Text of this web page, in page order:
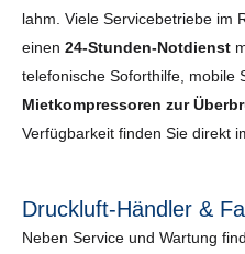
lahm. Viele Servicebetriebe im
einen 24-Stunden-Notdienst
telefonische Soforthilfe, mobile
Mietkompressoren zur
Verfügbarkeit finden Sie direkt
Druckluft-Händler &
Neben Service und Wartung